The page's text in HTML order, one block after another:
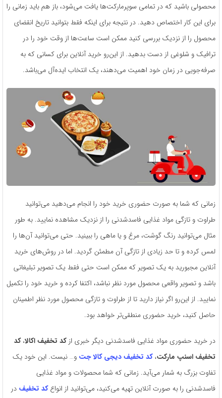
محصولی باشید که در تمامی سوپرمارکت‌ها یافت می‌شود، باز هم باید زمانی را
برای این کار اختصاص دهید. در نتیجه برای اینکه فقط بتوانید تاریخ انقضای
محصول را از نزدیک بررسی کنید ممکن است ساعت‌ها از وقت خود را در
ترافیک و شلوغی از دست بدهید. از این‌رو خرید آنلاین برای کسانی که به
صرفه‌جویی در زمان خود اهمیت می‌دهند، یک انتخاب ایده‌آل می‌باشد.
زمانی که شما به صورت حضوری خرید خود را انجام می‌دهید می‌توانید
طراوت و تازگی مواد غذایی فاسدشدنی را از نزدیک مشاهده نمایید. به طور
مثال می‌توانید رنگ‌ گوشت، مرغ و یا ماهی را ببینید. حتی می‌توانید آن‌ها را
لمس کرده و تا حد زیادی از تازگی آن مطمئن گردید. اما در روش‌های خرید
آنلاین مجبورید به یک تصویر که ممکن است حتی فقط یک تصویر تبلیغاتی
باشد و تصویر واقعی محصول مورد نظر نباشد، اکتفا کرده و خرید خود را تکمیل
نمایید. از این‌رو اگر نیاز دارید تا از طراوت و تازگی محصول مورد نظر اطمینان
حاصل کنید، خرید حضوری منطقی‌تر خواهد بود.
در خرید حضوری مواد غذایی فاسدشدنی دیگر خبری ازکد تخفیف اکالا،کد
تخفیف اسنپ مارکت،کد تخفیف دیجی کالا جت و… نیست. این خود یک
تفاوت بزرگ به شمار می‌آید. زمانی که شما محصولات و مواد غذایی
فاسدشدنی را به صورت آنلاین تهیه ‌می‌کنید، می‌توانید از انواعکد تخفیف در